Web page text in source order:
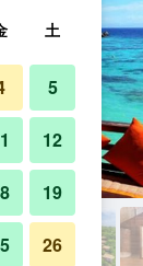
土
5
12
19
26